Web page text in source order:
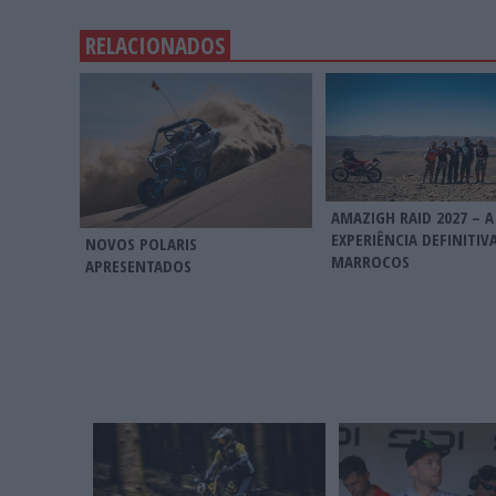
RELACIONADOS
NOVOS POLARIS
APRESENTADOS
AMAZIGH RAID 2027 – A
EXPERIÊNCIA
MARROCOS